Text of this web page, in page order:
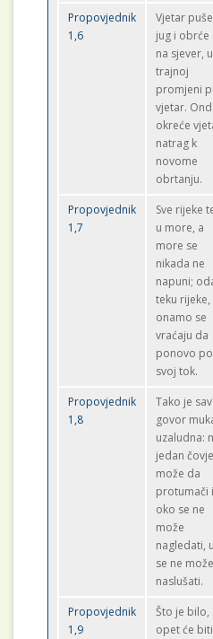
Propovjednik
1,6
Vjetar
jug i obrće
na sjever, u
trajnoj
promjeni
vjetar.
okreće
natrag k
novome
obrtanju.
Propovjednik
1,7
Sve rijeke
u more, a
more se
nikada ne
napuni;
teku rijeke,
onamo se
vraćaju da
ponovo
svoj tok.
Propovjednik
1,8
Tako je sav
govor
uzaludna:
jedan
može da
protumači i
oko se ne
može
nagledati,
se ne može
naslušati.
Propovjednik
1,9
Što je bilo,
opet će